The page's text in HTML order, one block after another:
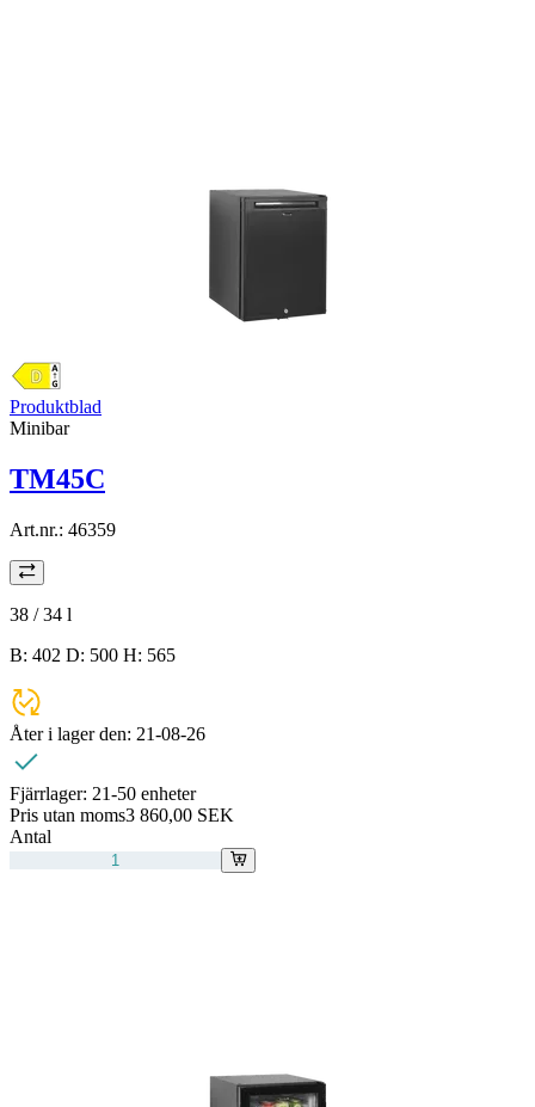
Produktblad
Minibar
TM45C
Art.nr.: 46359
38 / 34 l
B: 402 D: 500 H: 565
Åter i lager den: 21-08-26
Fjärrlager: 21-50 enheter
Pris utan moms3 860,00 SEK
Antal